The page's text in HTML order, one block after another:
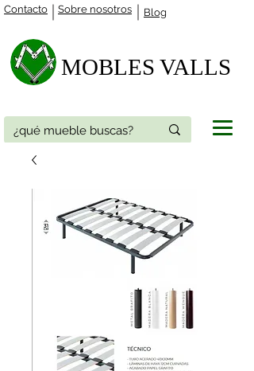
Contacto Blog
Sobre nosotros
MOBLES VALLS​